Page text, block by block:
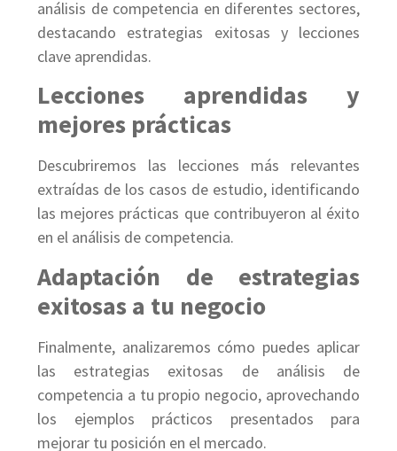
análisis de competencia en diferentes sectores,
destacando estrategias exitosas y lecciones
clave aprendidas.
Lecciones aprendidas y
mejores prácticas
Descubriremos las lecciones más relevantes
extraídas de los casos de estudio, identificando
las mejores prácticas que contribuyeron al éxito
en el análisis de competencia.
Adaptación de estrategias
exitosas a tu negocio
Finalmente, analizaremos cómo puedes aplicar
las estrategias exitosas de análisis de
competencia a tu propio negocio, aprovechando
los ejemplos prácticos presentados para
mejorar tu posición en el mercado.